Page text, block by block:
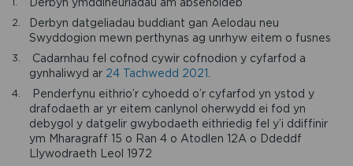
Derbyn datgeliadau buddiant gan Aelodau neu
Swyddogion mewn perthynas ag unrhyw eitem o fusnes
Cadarnhau fel cofnod cywir cofnodion y cyfarfod a
gynhaliwyd ar 24 Tachwedd 2021
Penderfynu eithrio’r cyhoedd o’r cyfarfod yn ystod y
drafodaeth ar yr eitem canlynol oherwydd ei fod yn
debygol y datgelir gwybodaeth eithriedig fel y’i ddiffinir
ym Mharagraff 15 o Ran 4 o Atodlen 12A o Ddeddf
Llywodraeth Leol 1972